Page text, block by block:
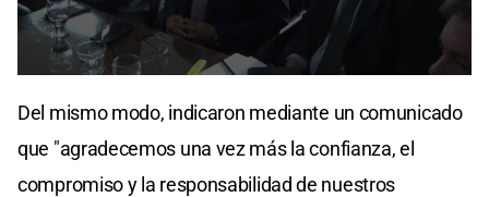
Del mismo modo, indicaron mediante un comunicado
que "agradecemos una vez más la confianza, el
compromiso y la responsabilidad de nuestros